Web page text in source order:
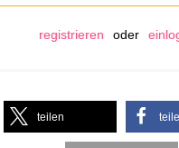
registrieren oder
teilen